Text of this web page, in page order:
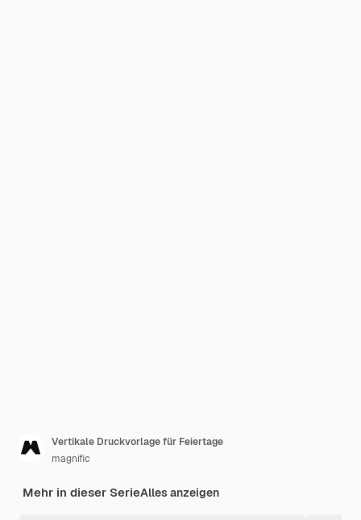
Vertikale Druckvorlage für Feiertage
magnific
Mehr in dieser SerieAlles anzeigen